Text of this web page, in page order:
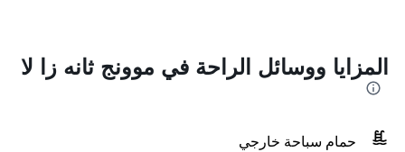
المزايا ووسائل الراحة في موونج ثانه زا لا
حمام سباحة خارجي